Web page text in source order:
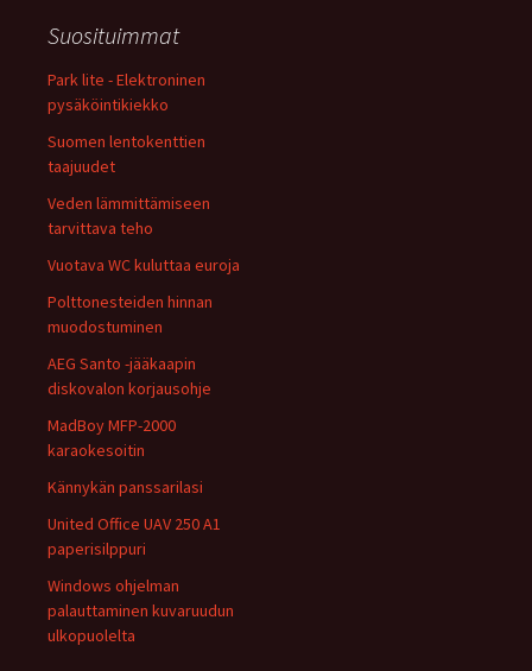
Suosituimmat
Park lite - Elektroninen
pysäköintikiekko
Suomen lentokenttien
taajuudet
Veden lämmittämiseen
tarvittava teho
Vuotava WC kuluttaa euroja
Polttonesteiden hinnan
muodostuminen
AEG Santo -jääkaapin
diskovalon korjausohje
MadBoy MFP-2000
karaokesoitin
Kännykän panssarilasi
United Office UAV 250 A1
paperisilppuri
Windows ohjelman
palauttaminen kuvaruudun
ulkopuolelta